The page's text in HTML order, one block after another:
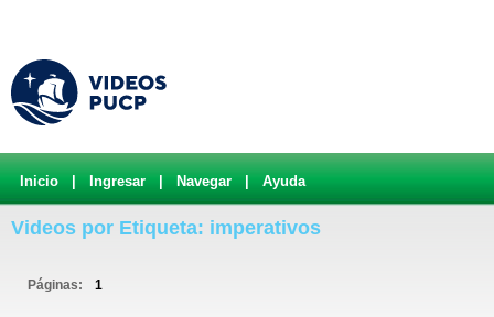
Inicio Ingresar Navegar Ayuda
Videos por Etiqueta: imperativos
Páginas: 1